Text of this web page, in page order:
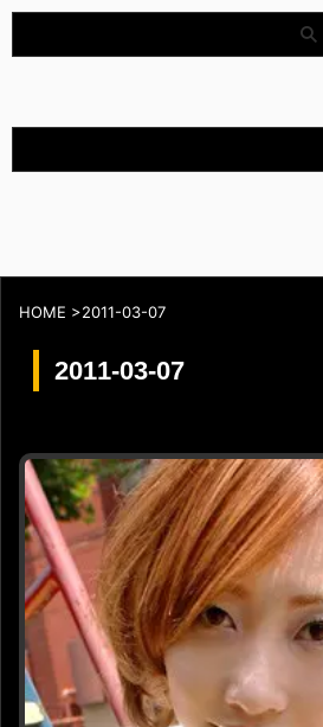
Amapedia
HOME >2011-03-07
2011-03-07